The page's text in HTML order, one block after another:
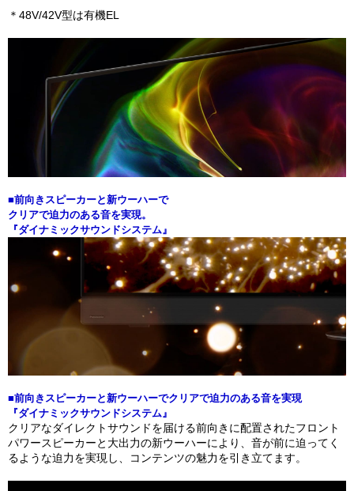
＊48V/42V型は有機EL
■前向きスピーカーと新ウーハーで
クリアで迫力のある音を実現。
『ダイナミックサウンドシステム』
■前向きスピーカーと新ウーハーでクリアで迫力のある音を実現
『ダイナミックサウンドシステム』
クリアなダイレクトサウンドを届ける前向きに配置されたフロント
パワースピーカーと大出力の新ウーハーにより、音が前に迫ってく
るような迫力を実現し、コンテンツの魅力を引き立てます。